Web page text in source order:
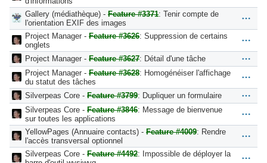
Gallery (médiathèque) - Feature #3371: Tenir compte de
l'orientation EXIF des images
Project Manager - Feature #3626: Suppression de certains
onglets
Project Manager - Feature #3627: Détail d'une tâche
Project Manager - Feature #3628: Homogénéiser l'affichage
du statut des tâches
Silverpeas Core - Feature #3799: Dupliquer un formulaire
Silverpeas Core - Feature #3846: Message de bienvenue
sur toutes les applications
YellowPages (Annuaire contacts) - Feature #4009: Rendre
l'accès transversal optionnel
Silverpeas Core - Feature #4492: Impossible de déployer la